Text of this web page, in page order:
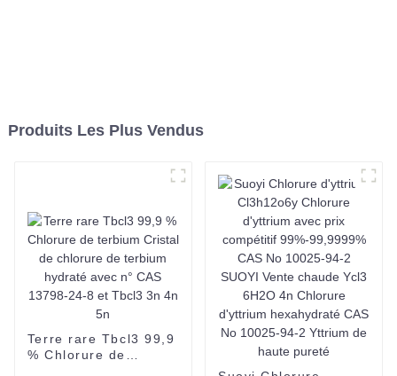
Produits Les Plus Vendus
Terre rare Tbcl3 99,9
% Chlorure de